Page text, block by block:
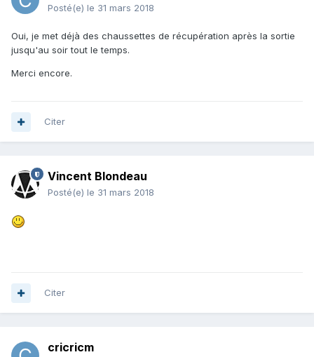
Posté(e) le 31 mars 2018
Oui, je met déjà des chaussettes de récupération après la sortie
jusqu'au soir tout le temps.
Merci encore.
Citer
Vincent Blondeau
Posté(e) le 31 mars 2018
Citer
cricricm